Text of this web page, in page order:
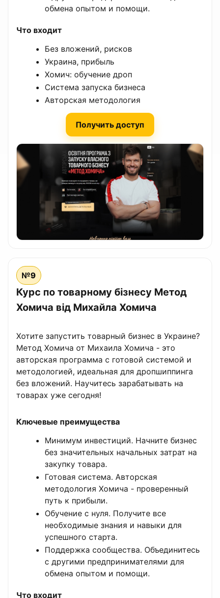
обмена опытом и помощи.
Что входит
Без вложений, рисков
Украина, прибыль
Хомич: обучение дроп
Система запуска бизнеса
Авторская методология
Получить доступ
№9
Курс по товарному бізнесу Метод
Хомича від Михайла Хомича
Хотите запустить товарный бизнес в Украине?
Метод Хомича от Михаила Хомича - это
авторская программа с готовой системой и
методологией, идеальная для дропшиппинга
без вложений. Научитесь зарабатывать на
товарах уже сегодня!
Ключевые преимущества
Минимум инвестиций. Начните бизнес
без значительных начальных затрат на
закупку товара.
Готовая система. Авторская
методология Хомича - проверенный
путь к прибыли.
Обучение с нуля. Получите все
необходимые знания и навыки для
успешного старта.
Поддержка сообщества. Объединитесь
с другими предпринимателями для
обмена опытом и помощи.
Что входит